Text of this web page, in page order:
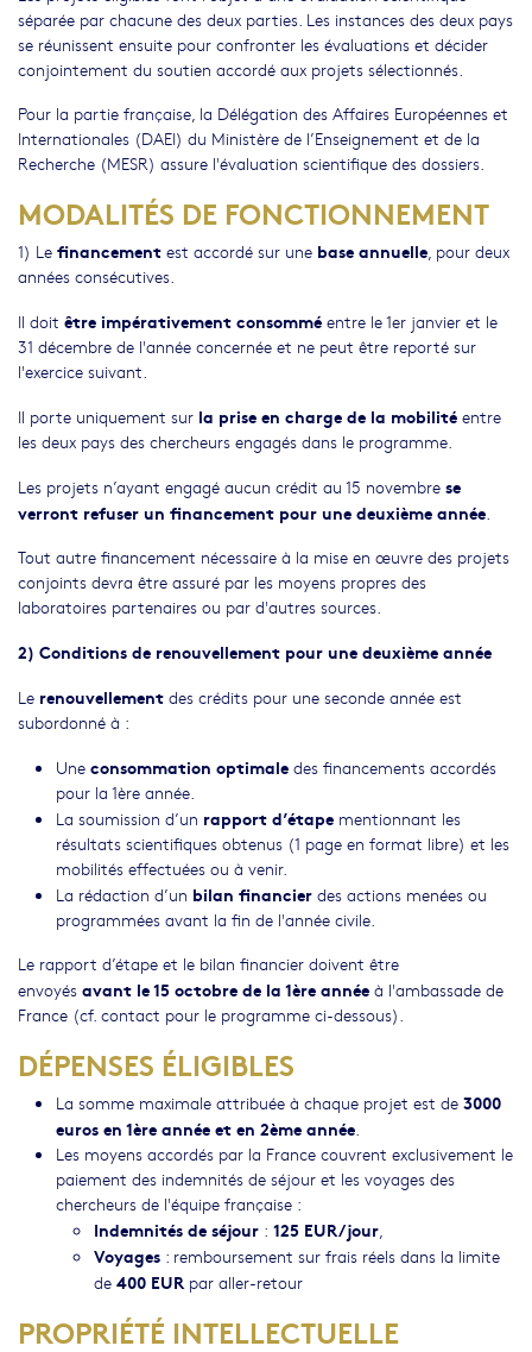
séparée par chacune des deux parties. Les instances des deux pays
se réunissent ensuite pour confronter les évaluations et décider
conjointement du soutien accordé aux projets sélectionnés.
Pour la partie française, la Délégation des Affaires Européennes et
Internationales (DAEI) du Ministère de l’Enseignement et de la
Recherche (MESR) assure l'évaluation scientifique des dossiers.
MODALITÉS DE FONCTIONNEMENT
1) Le financement est accordé sur une base annuelle , pour deux
années consécutives.
Il doit être impérativement consommé entre le 1er janvier et le
31 décembre de l'année concernée et ne peut être reporté sur
l'exercice suivant.
Il porte uniquement sur la prise en charge de la mobilité entre
les deux pays des chercheurs engagés dans le programme.
Les projets n’ayant engagé aucun crédit au 15 novembre se
verront refuser un financement pour une deuxième année
Tout autre financement nécessaire à la mise en œuvre des projets
conjoints devra être assuré par les moyens propres des
laboratoires partenaires ou par d'autres sources.
2) Conditions de renouvellement pour une deuxième année
Le renouvellement des crédits pour une seconde année est
subordonné à :
Une consommation optimale des financements accordés
pour la 1ère année.
La soumission d’un rapport d’étape mentionnant les
résultats scientifiques obtenus (1 page en format libre) et les
mobilités effectuées ou à venir.
La rédaction d’un bilan financier des actions menées ou
programmées avant la fin de l'année civile.
Le rapport d’étape et le bilan financier doivent être
envoyés avant le 15 octobrede la 1ère année à l'ambassade de
France (cf. contact pour le programme ci-dessous).
DÉPENSES ÉLIGIBLES
La somme maximale attribuée à chaque projet est de 3000
euros en 1ère année et en 2ème année
Les moyens accordés par la France couvrent exclusivement le
paiement des indemnités de séjour et les voyages des
chercheurs de l'équipe française :
Indemnités de séjour : 125 EUR/jour
Voyages : remboursement sur frais réels dans la limite
de 400 EUR par aller-retour
PROPRIÉTÉ INTELLECTUELLE